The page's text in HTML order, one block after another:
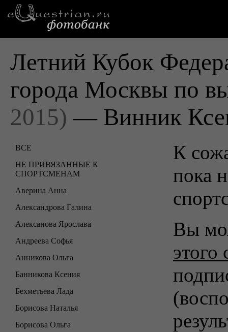
Летний Кубок
города Москвы по
2015) — Винник
ВСЕ
НЕ ПРИВЯЗАННЫЕ К
СПОРТСМЕНАМ
Аверина Анна
Александрова Галина
Алексанова Ярослава
Андреева Софья
Анникова Ольга
Банникова Ксения
Бехметьева Лада
Борисова Наталья
Борисова Ольга
К
пока
Вы
этого